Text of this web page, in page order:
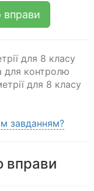
вправи
для 8 класу
для контролю
для 8 класу
завданням?
вправи